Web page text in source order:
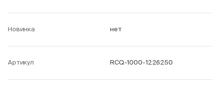
Новинка нет
Артикул RCQ-1000-1226250